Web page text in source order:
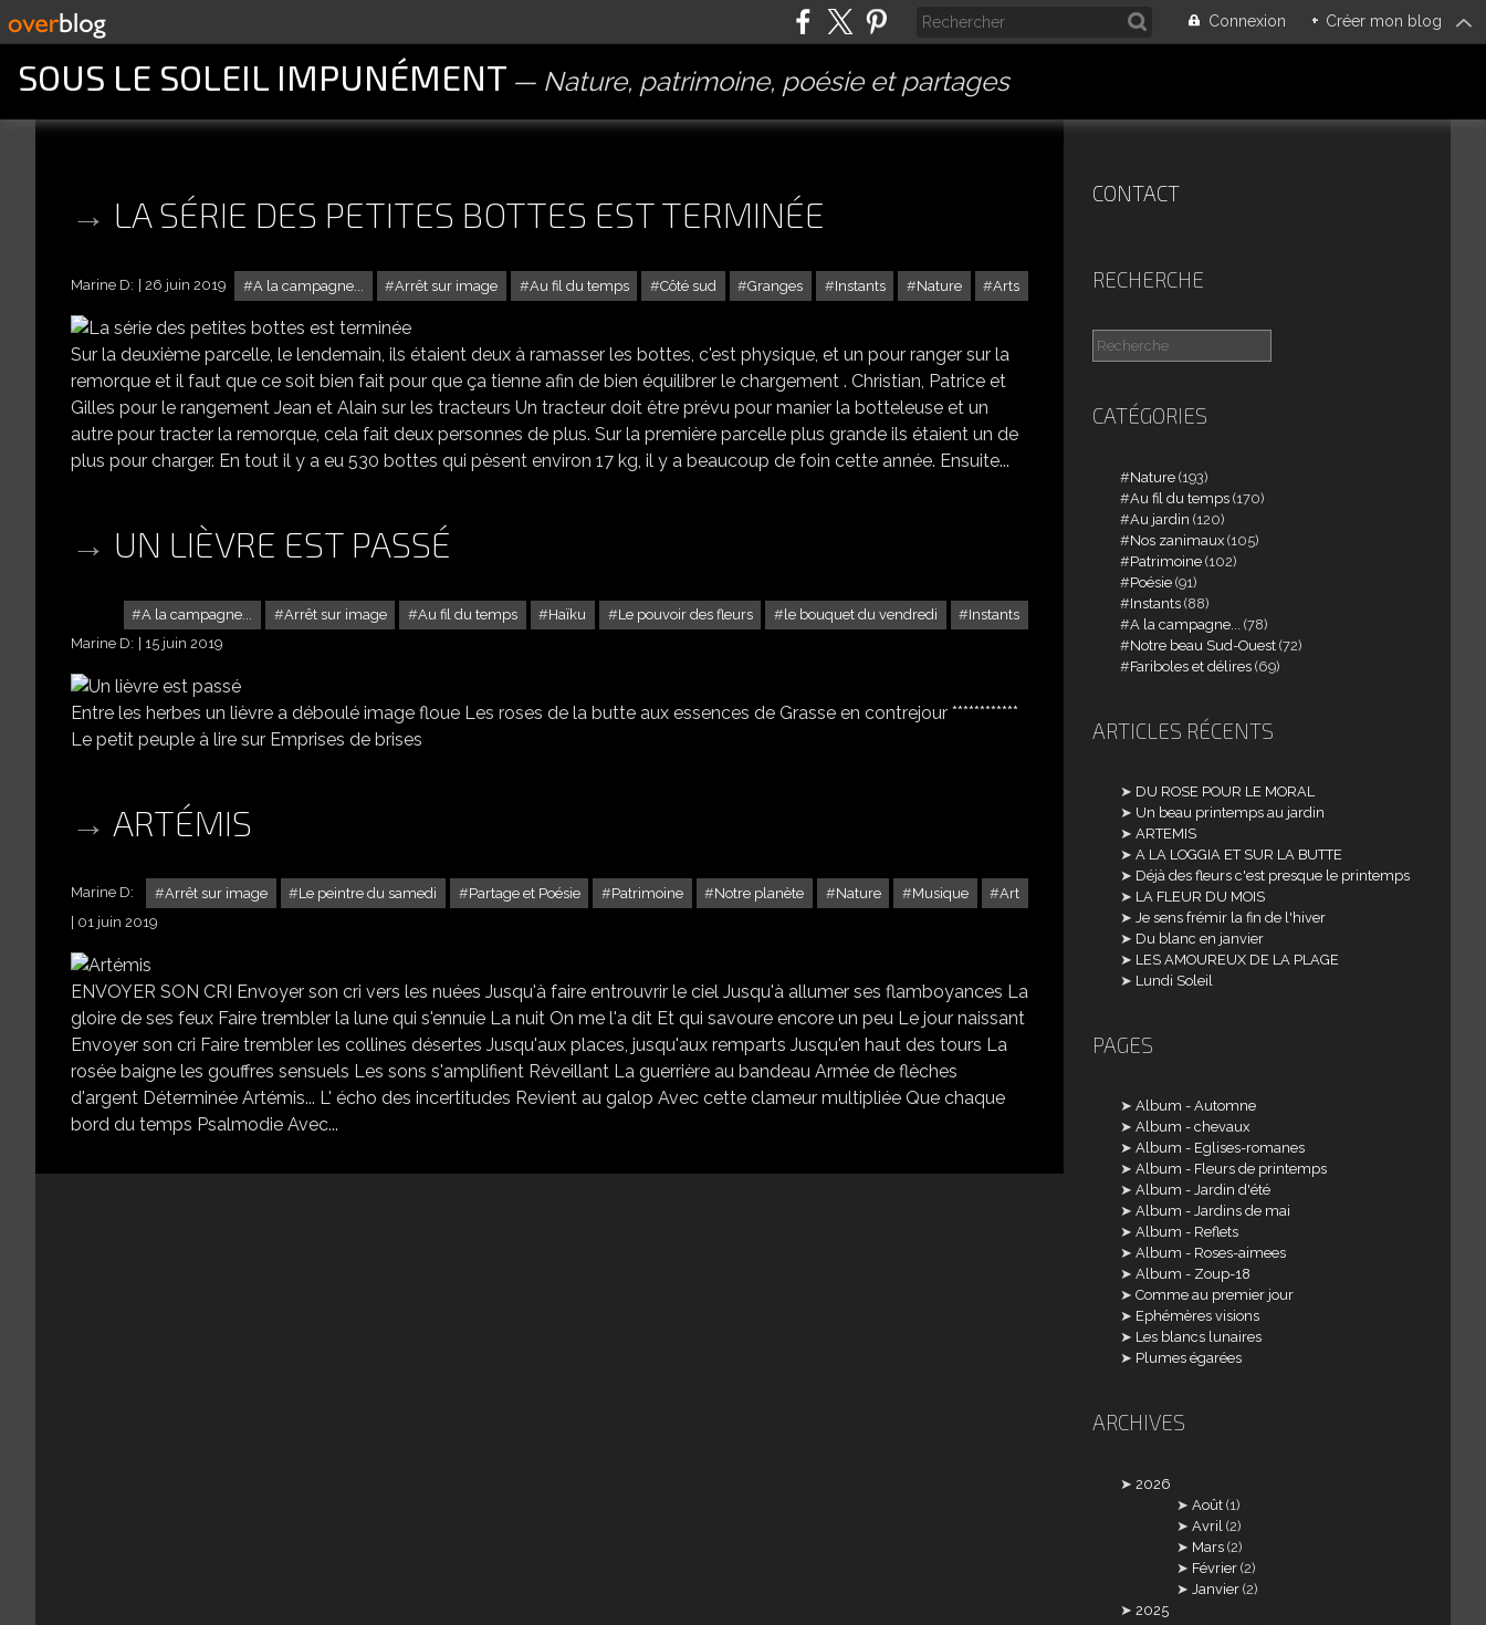
Connexion + Créer mon blog
SOUS LE SOLEIL IMPUNÉMENT Nature, patrimoine, poésie et partages
LA SÉRIE DES PETITES BOTTES EST TERMINÉE
A la campagne... Arrêt sur image Au fil du temps Côté sud Granges Instants Nature Arts
Marine D: 26 juin 2019 LA SÉRIE DES PETITES BOTTES EST TERMINÉE
Sur la deuxième parcelle, le lendemain, ils étaient deux à ramasser les bottes, c'est physique, et un pour ranger sur la
remorque et il faut que ce soit bien fait pour que ça tienne afin de bien équilibrer le chargement . Christian, Patrice et
Gilles pour le rangement Jean et Alain sur les tracteurs Un tracteur doit être prévu pour manier la botteleuse et un
autre pour tracter la remorque, cela fait deux personnes de plus. Sur la première parcelle plus grande ils étaient un de
plus pour charger. En tout il y a eu 530 bottes qui pèsent environ 17 kg, il y a beaucoup de foin cette année. Ensuite...
UN LIÈVRE EST PASSÉ
A la campagne... Arrêt sur image Au fil du temps Haïku Le pouvoir des fleurs le bouquet du vendredi
Instants
Marine D:
15 juin 2019
Entre les herbes un lièvre a déboulé image floue Les roses de la butte aux essences de Grasse en contrejour ************
Le petit peuple à lire sur Emprises de brises
ARTÉMIS
Arrêt sur image Le peintre du samedi Partage et Poésie Patrimoine Notre planète Nature Musique Art
Marine D:
01 juin 2019
ENVOYER SON CRI Envoyer son cri vers les nuées Jusqu'à faire entrouvrir le ciel Jusqu'à allumer ses flamboyances La
gloire de ses feux Faire trembler la lune qui s'ennuie La nuit On me l'a dit Et qui savoure encore un peu Le jour naissant
Envoyer son cri Faire trembler les collines désertes Jusqu'aux places, jusqu'aux remparts Jusqu'en haut des tours La
rosée baigne les gouffres sensuels Les sons s'amplifient Réveillant La guerrière au bandeau Armée de flèches
d'argent Déterminée Artémis... L' écho des incertitudes Revient au galop Avec cette clameur multipliée Que chaque
bord du temps Psalmodie Avec...
CONTACT
RECHERCHE
CATÉGORIES
Nature (193)
Au fil du temps (170)
Au jardin (120)
Nos zanimaux (105)
Patrimoine (102)
Poésie (91)
Instants (88)
A la campagne...
(78)
Notre beau Sud-Ouest (72)
Fariboles et délires (69)
ARTICLES RÉCENTS
DU ROSE POUR LE MORAL
Un beau printemps au jardin
ARTEMIS
A LA LOGGIA ET SUR LA BUTTE
Déjà des fleurs c'est presque le printemps
LA FLEUR DU MOIS
Je sens frémir la fin de l'hiver
Du blanc en janvier
LES AMOUREUX DE LA PLAGE
Lundi Soleil
PAGES
Album - Automne
Album - chevaux
Album - Eglises-romanes
Album - Fleurs de printemps
Album - Jardin d'été
Album - Jardins de mai
Album - Reflets
Album - Roses-aimees
Album - Zoup-18
Comme au premier jour
Ephémères visions
Les blancs lunaires
Plumes égarées
ARCHIVES
2026
Août (1)
Avril (2)
Mars (2)
Février (2)
Janvier (2)
2025